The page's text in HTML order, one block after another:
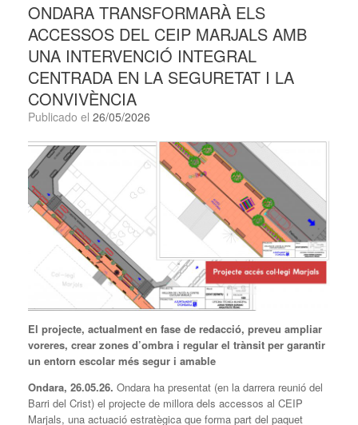
ONDARA TRANSFORMARÀ ELS
ACCESSOS DEL CEIP MARJALS AMB
UNA INTERVENCIÓ INTEGRAL
CENTRADA EN LA SEGURETAT I LA
CONVIVÈNCIA
Publicado el 26/05/2026
El projecte, actualment en fase de redacció, preveu ampliar
voreres, crear zones d’ombra i regular el trànsit per garantir
un entorn escolar més segur i amable
Ondara, 26.05.26. Ondara ha presentat (en la darrera reunió del
Barri del Crist) el projecte de millora dels accessos al CEIP
Marjals, una actuació estratègica que forma part del paquet